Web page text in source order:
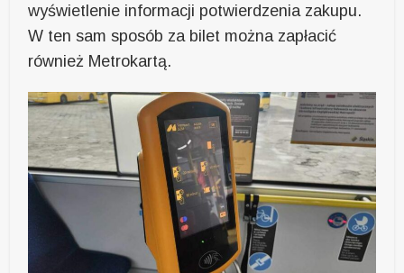
wyświetlenie informacji potwierdzenia zakupu.
W ten sam sposób za bilet można zapłacić
również Metrokartą.